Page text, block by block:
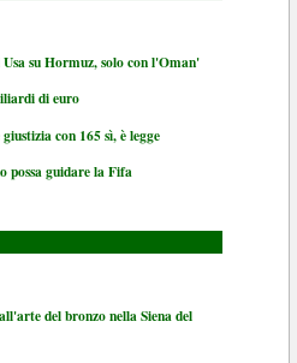
su Hormuz, solo con l'Oman'
di euro
con 165 sì, è legge
possa guidare la Fifa
del bronzo nella Siena del